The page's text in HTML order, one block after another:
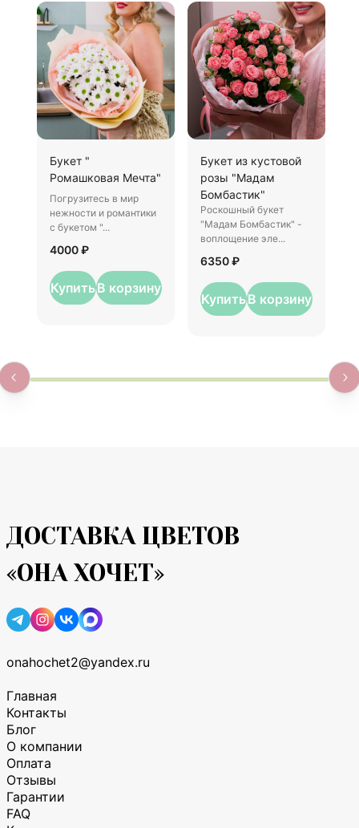
Букет "
Ромашковая Мечта"
Погрузитесь в мир
нежности и романтики
с букетом "...
4000 ₽
КупитьВ корзину
Букет из кустовой
розы "Мадам
Бомбастик"
Роскошный букет
"Мадам Бомбастик" -
воплощение эле...
6350 ₽
КупитьВ корзину
ДОСТАВКА ЦВЕТОВ
«ОНА ХОЧЕТ»
onahochet2@yandex.ru
Главная
Контакты
Блог
О компании
Оплата
Отзывы
Гарантии
FAQ